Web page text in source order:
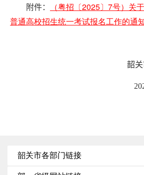
附件：
（粤招〔2025〕7号）关
普通高校招生统一考试报名工作的通
韶
韶关市各部门链接